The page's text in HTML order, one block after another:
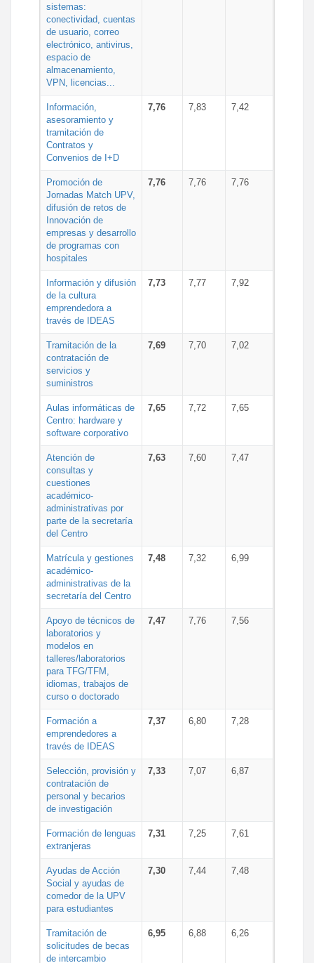
sistemas:
conectividad, cuentas
de usuario, correo
electrónico, antivirus,
espacio de
almacenamiento,
VPN, licencias...
Información,
asesoramiento y
tramitación de
Contratos y
Convenios de I+D
7,76 7,83 7,42
Promoción de
Jornadas Match UPV,
difusión de retos de
Innovación de
empresas y desarrollo
de programas con
hospitales
7,76 7,76 7,76
Información y difusión
de la cultura
emprendedora a
través de IDEAS
7,73 7,77 7,92
Tramitación de la
contratación de
servicios y
suministros
7,69 7,70 7,02
Aulas informáticas de
Centro: hardware y
software corporativo
7,65 7,72 7,65
Atención de
consultas y
cuestiones
académico-
administrativas por
parte de la secretaría
del Centro
7,63 7,60 7,47
Matrícula y gestiones
académico-
administrativas de la
secretaría del Centro
7,48 7,32 6,99
Apoyo de técnicos de
laboratorios y
modelos en
talleres/laboratorios
para TFG/TFM,
idiomas, trabajos de
curso o doctorado
7,47 7,76 7,56
Formación a
emprendedores a
través de IDEAS
7,37 6,80 7,28
Selección, provisión y
contratación de
personal y becarios
de investigación
7,33 7,07 6,87
Formación de lenguas
extranjeras
7,31 7,25 7,61
Ayudas de Acción
Social y ayudas de
comedor de la UPV
para estudiantes
7,30 7,44 7,48
Tramitación de
solicitudes de becas
de intercambio
6,95 6,88 6,26